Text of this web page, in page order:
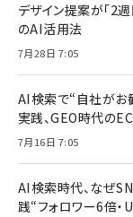
デザイン提案が「2
のAI活用法
7月28日 7:05
AI検索で“自社がお
実践、GEO時代の
7月16日 7:05
AI検索時代、なぜ
践“フォロワー6倍